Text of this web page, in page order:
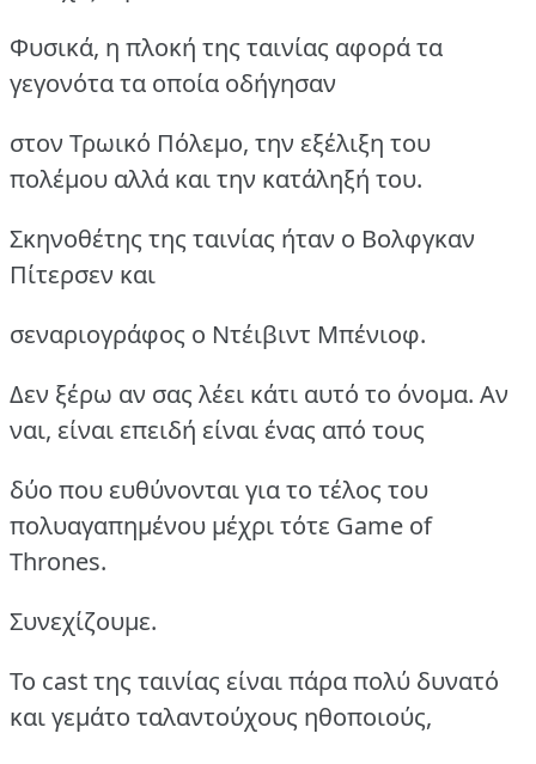
Φυσικά, η πλοκή της ταινίας αφορά τα
γεγονότα τα οποία οδήγησαν
στον Τρωικό Πόλεμο, την εξέλιξη του
πολέμου αλλά και την κατάληξή του.
Σκηνοθέτης της ταινίας ήταν ο Βολφγκαν
Πίτερσεν και
σεναριογράφος ο Ντέιβιντ Μπένιοφ.
Δεν ξέρω αν σας λέει κάτι αυτό το όνομα. Αν
ναι, είναι επειδή είναι ένας από τους
δύο που ευθύνονται για το τέλος του
πολυαγαπημένου μέχρι τότε Game of
Thrones.
Συνεχίζουμε.
Το cast της ταινίας είναι πάρα πολύ δυνατό
και γεμάτο ταλαντούχους ηθοποιούς,